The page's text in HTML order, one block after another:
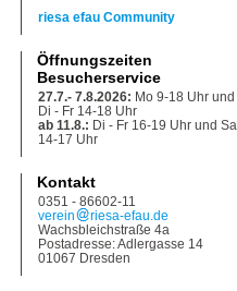
riesa efau Community
Öffnungszeiten
Besucherservice
27.7.- 7.8.2026: Mo 9-18 Uhr und
Di - Fr 14-18 Uhr
ab 11.8.: Di - Fr 16-19 Uhr und Sa
14-17 Uhr
Kontakt
0351 - 86602-11
verein
riesa-efau.de
Wachsbleichstraße 4a
Postadresse: Adlergasse 14
01067 Dresden